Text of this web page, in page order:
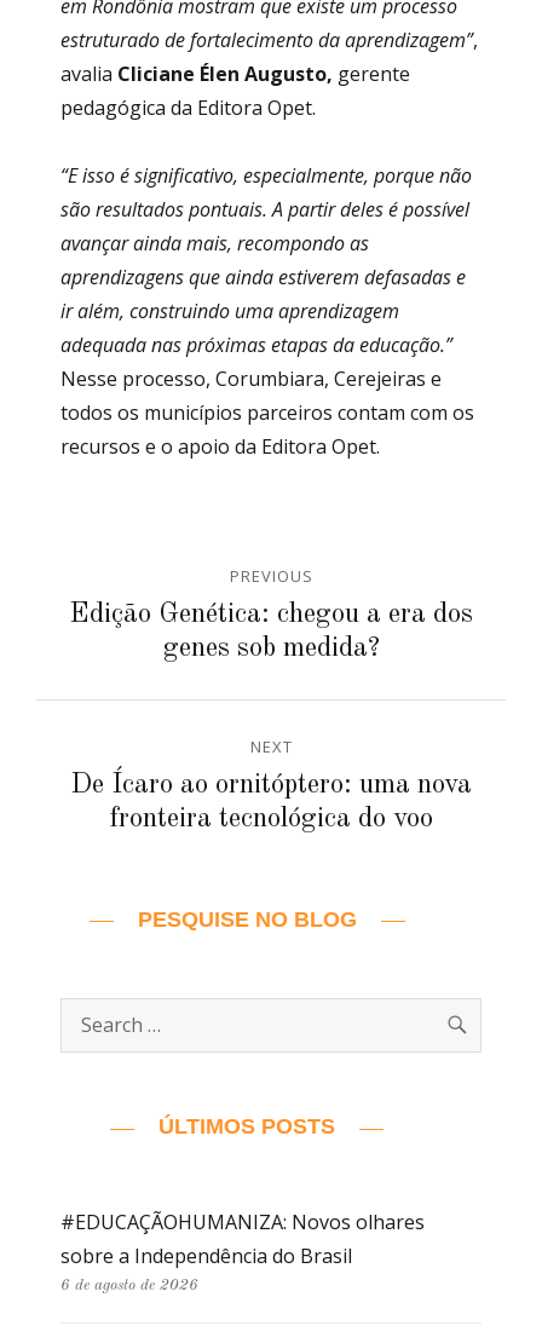
em Rondônia mostram que existe um processo
estruturado de fortalecimento da aprendizagem”,
avalia Cliciane Élen Augusto, gerente
pedagógica da Editora Opet.
“E isso é significativo, especialmente, porque não
são resultados pontuais. A partir deles é possível
avançar ainda mais, recompondo as
aprendizagens que ainda estiverem defasadas e
ir além, construindo uma aprendizagem
adequada nas próximas etapas da educação.”
Nesse processo, Corumbiara, Cerejeiras e
todos os municípios parceiros contam com os
recursos e o apoio da Editora Opet.
PREVIOUS
Previous
Edição Genética: chegou a era dos
genes sob medida?
NEXT
De Ícaro ao ornitóptero: uma nova
fronteira tecnológica do voo
PESQUISE NO BLOG
Search
for:
ÚLTIMOS POSTS
#EDUCAÇÃOHUMANIZA: Novos olhares
sobre a Independência do Brasil
6 de agosto de 2026